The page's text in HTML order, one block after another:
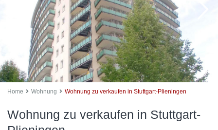
Home Wohnung Wohnung zu verkaufen in Stuttgart-Plieningen
Wohnung zu verkaufen in Stuttgart-